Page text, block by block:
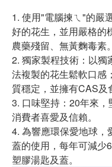
1. 使用"電腦揀ㄟ"的嚴
好的花生，並用嚴格的
農藥殘留、無黃麴毒素。
2. 獨家製程技術：以
法複製的花生鬆軟口感
質穩定，並擁有CAS及
3. 口味堅持：20年來
消費者喜愛及信賴。
4. 為響應環保愛地球，
蓋的使用，每年可減少
塑膠湯匙及蓋。